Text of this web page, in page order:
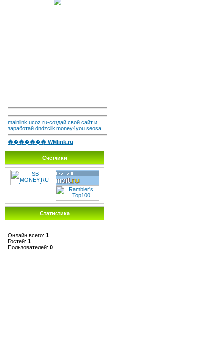
mainlink ucoz ru-создай свой сайт и
заработай dndzclik money4you seosa
������� WMlink.ru
Счетчики
Статистика
Онлайн всего: 1
Гостей: 1
Пользователей: 0